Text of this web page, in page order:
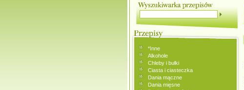
*Inne
Alkohole
Chleby i bułki
Ciasta i ciasteczka
Dania mączne
Dania mięsne